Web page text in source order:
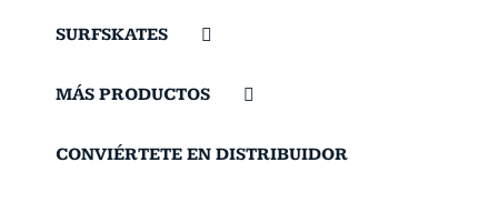
SURFSKATES
MÁS PRODUCTOS
CONVIÉRTETE EN DISTRIBUIDOR